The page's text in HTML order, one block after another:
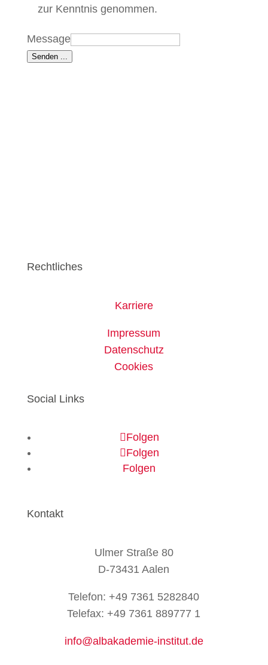
zur Kenntnis genommen.
Message
Senden ...
Rechtliches
Karriere
Impressum
Datenschutz
Cookies
Social Links
Folgen
Folgen
Folgen
Kontakt
Ulmer Straße 80
D-73431 Aalen
Telefon: +49 7361 5282840
Telefax: +49 7361 889777 1
info@albakademie-institut.de